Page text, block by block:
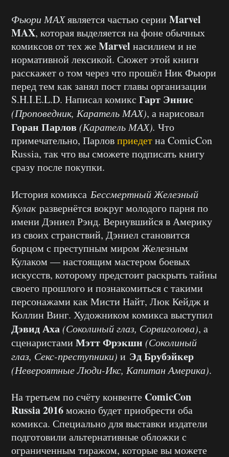
Фьюри МАХявляется частью серии Marvel
MAX, которая выделяется на фоне обычных
комиксов от тех жеMarvel насилием и не
нормативной лексикой. Сюжет этой книги
расскажет о том через что прошёл Ник Фьюри
перед тем как занял пост главы организации
S.H.I.E.L.D. Написал комикс Гарт Эннис
(Проповедник, Каратель МАХ), а нарисовал
Горан Парлов(Каратель МАХ). Что
примечательно, Парловприедетна ComicCon
Russia, так что вы сможете подписать книгу
сразу после покупки.
История комикса Бессмертный Железный
Кулакразвернётся вокруг молодого парня по
имени Дэниел Рэнд. Вернувшийся в Америку
из своих странствий, Дэниел становится
борцом с преступным миром Железным
Кулаком — настоящим мастером боевых
искусств, которому предстоит раскрыть тайны
своего прошлого и познакомиться с такими
персонажами как Мисти Найт, Люк Кейдж и
Коллин Винг. Художником комикса выступил
Дэвид Аха(Соколиный глаз, Сорвиголова), а
сценаристами Мэтт Фрэкшн (Соколиный
глаз, Секс-преступники) и Эд Брубэйкер
(Невероятные Люди-Икс, Капитан Америка).
На третьем по счёту конвенте ComicCon
Russia 2016можно будет приобрести оба
комикса. Специально для выставки издатели
подготовили альтернативные обложки с
ограниченным тиражом, которые вы можете